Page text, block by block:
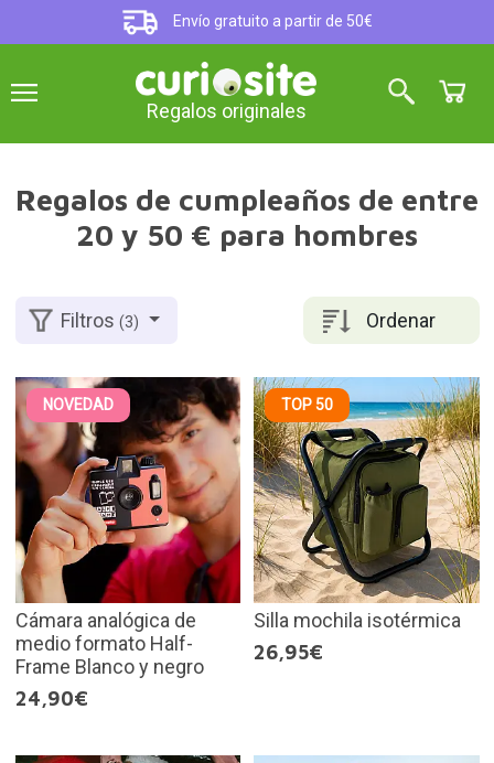
Envío gratuito a partir de 50€
Regalos originales
Regalos de cumpleaños de entre
20 y 50 € para hombres
Ordenar
Filtros(3)
NOVEDAD
Cámara analógica de
medio formato Half-
Frame Blanco y negro
24,90€
TOP 50
Silla mochila isotérmica
26,95€